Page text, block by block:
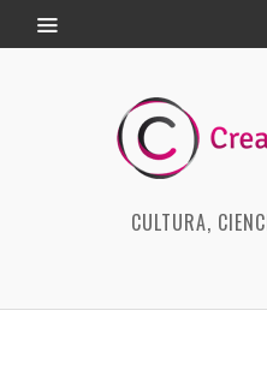
CULTURA,